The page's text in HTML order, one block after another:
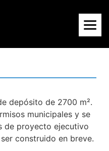
depósito de 2700 m².
municipales y se
de proyecto ejecutivo
construido en breve.